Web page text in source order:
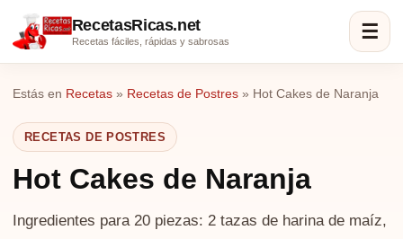
RecetasRicas.net
Recetas fáciles, rápidas y sabrosas ☰
Estás en Recetas » Recetas de Postres » Hot Cakes de Naranja
RECETAS DE POSTRES
Hot Cakes de Naranja
Ingredientes para 20 piezas: 2 tazas de harina de maíz,